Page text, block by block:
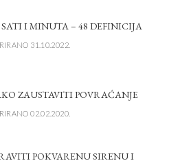
I MINUTA – 48 DEFINICIJA
31.10.2022.
ZAUSTAVITI POVRAĆANJE
02.02.2020.
POKVARENU SIRENU I